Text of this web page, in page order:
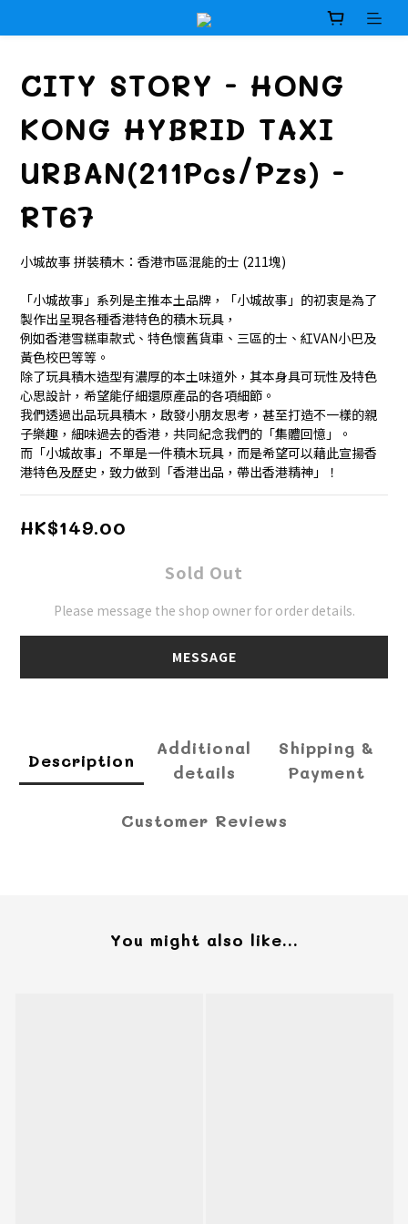
CITY STORY - HONG
KONG HYBRID TAXI
URBAN(211Pcs/Pzs) -
RT67
小城故事 拼裝積木：香港市區混能的士 (211塊)
「小城故事」系列是主推本土品牌，「小城故事」的初衷是為了
製作出呈現各種香港特色的積木玩具，
例如香港雪糕車款式、特色懷舊貨車、三區的士、紅VAN小巴及
黃色校巴等等。
除了玩具積木造型有濃厚的本土味道外，其本身具可玩性及特色
心思設計，希望能仔細還原產品的各項細節。
我們透過出品玩具積木，啟發小朋友思考，甚至打造不一樣的親
子樂趣，細味過去的香港，共同紀念我們的「集體回憶」。
而「小城故事」不單是一件積木玩具，而是希望可以藉此宣揚香
港特色及歷史，致力做到「香港出品，帶出香港精神」！
HK$149.00
Sold Out
Please message the shop owner for order details.
MESSAGE
Description
Additional
details
Shipping &
Payment
Customer Reviews
You might also like...